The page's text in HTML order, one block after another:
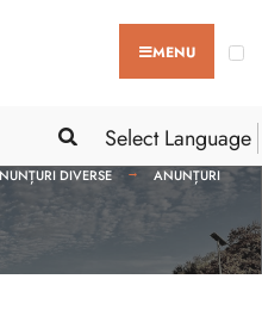
MENU
Select Language
DIVERSE
ANUNȚURI